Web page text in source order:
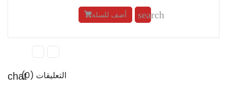
أضف للسلة search
التعليقات (0)